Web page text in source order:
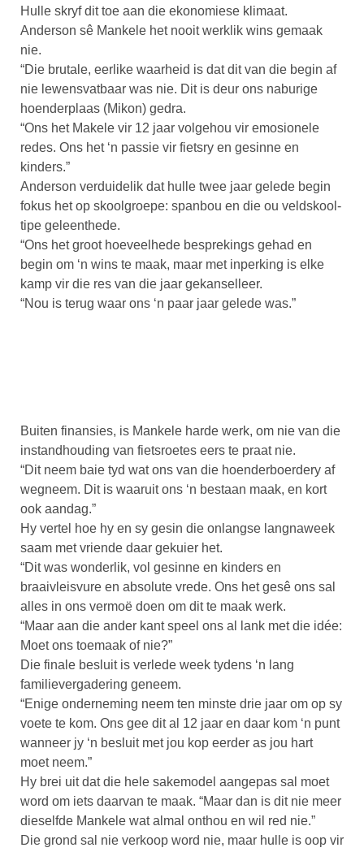
Hulle skryf dit toe aan die ekonomiese klimaat.
Anderson sê Mankele het nooit werklik wins gemaak
nie.
“Die brutale, eerlike waarheid is dat dit van die begin af
nie lewensvatbaar was nie. Dit is deur ons naburige
hoenderplaas (Mikon) gedra.
“Ons het Makele vir 12 jaar volgehou vir emosionele
redes. Ons het ‘n passie vir fietsry en gesinne en
kinders.”
Anderson verduidelik dat hulle twee jaar gelede begin
fokus het op skoolgroepe: spanbou en die ou veldskool-
tipe geleenthede.
“Ons het groot hoeveelhede besprekings gehad en
begin om ‘n wins te maak, maar met inperking is elke
kamp vir die res van die jaar gekanselleer.
“Nou is terug waar ons ‘n paar jaar gelede was.”
Buiten finansies, is Mankele harde werk, om nie van die
instandhouding van fietsroetes eers te praat nie.
“Dit neem baie tyd wat ons van die hoenderboerdery af
wegneem. Dit is waaruit ons ‘n bestaan maak, en kort
ook aandag.”
Hy vertel hoe hy en sy gesin die onlangse langnaweek
saam met vriende daar gekuier het.
“Dit was wonderlik, vol gesinne en kinders en
braaivleisvure en absolute vrede. Ons het gesê ons sal
alles in ons vermoë doen om dit te maak werk.
“Maar aan die ander kant speel ons al lank met die idée:
Moet ons toemaak of nie?”
Die finale besluit is verlede week tydens ‘n lang
familievergadering geneem.
“Enige onderneming neem ten minste drie jaar om op sy
voete te kom. Ons gee dit al 12 jaar en daar kom ‘n punt
wanneer jy ‘n besluit met jou kop eerder as jou hart
moet neem.”
Hy brei uit dat die hele sakemodel aangepas sal moet
word om iets daarvan te maak. “Maar dan is dit nie meer
dieselfde Mankele wat almal onthou en wil red nie.”
Die grond sal nie verkoop word nie, maar hulle is oop vir